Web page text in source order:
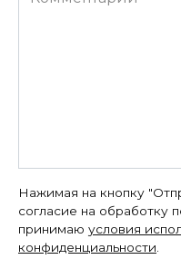
Нажимая на кнопку
согласие на обработку
принимаю условия
конфиденциальности